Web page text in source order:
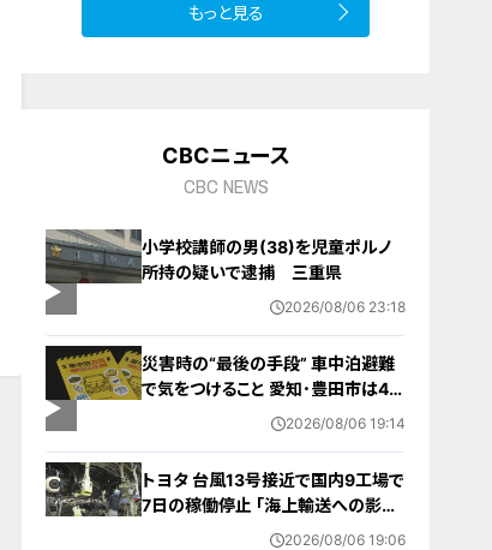
もっと見る
CBCニュース
CBC NEWS
小学校講師の男(38)を児童ポルノ
所持の疑いで逮捕 三重県
2026/08/06 23:18
災害時の“最後の手段” 車中泊避難
で気をつけること 愛知･豊田市は4年
前からマニュアル作成 最悪の場合2026/08/06 19:14
トヨタ 台風13号接近で国内9工場で
7日の稼働停止 ｢海上輸送への影響
を踏まえ判断｣ 夏季連休明けの17日
2026/08/06 19:06